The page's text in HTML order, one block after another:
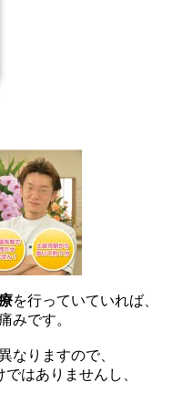
を行っていていれば、
みです。
なりますので、
はありませんし、